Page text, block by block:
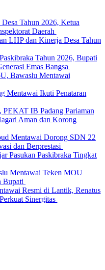
Tahun 2026, Ketua
Daerah
LHP dan Kinerja Desa Tahun
Tahun 2026, Bupati
Emas Bangsa
Bawaslu Mentawai
Mentawai Ikuti Penataran
PEKAT IB Padang Pariaman
Aman dan Korong
Mentawai Dorong SDN 22
dan Berprestasi
Pasukan Paskibraka Tingkat
Mentawai Teken MOU
Bupati
Resmi di Lantik, Renatus
Sinergitas